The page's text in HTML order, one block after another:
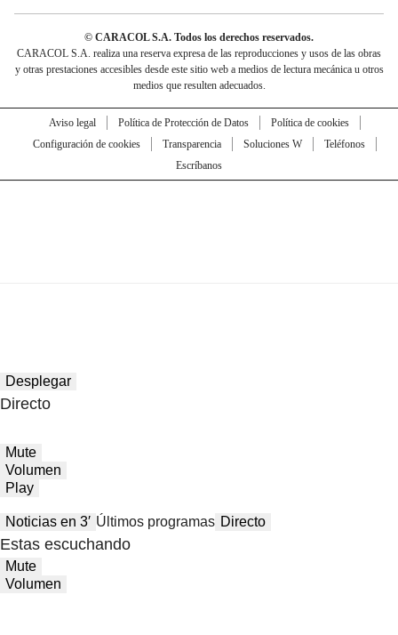
© CARACOL S.A. Todos los derechos reservados.
CARACOL S.A. realiza una reserva expresa de las reproducciones y usos de las obras
y otras prestaciones accesibles desde este sitio web a medios de lectura mecánica u otros
medios que resulten adecuados.
Aviso legal Política de Protección de Datos
Política de cookies
Configuración de cookies
Transparencia Soluciones W
Teléfonos
Escríbanos
Desplegar
Directo
Mute
Volumen
Play
Noticias en 3′ Últimos programas Directo
Estas escuchando
Mute
Volumen